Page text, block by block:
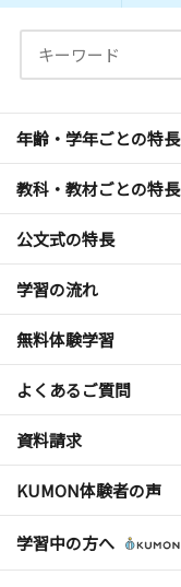
年齢・学年ごとの特長
教科・教材ごとの特長
公文式の特長
学習の流れ
無料体験学習
よくあるご質問
資料請求
KUMON体験者の声
学習中の方へ